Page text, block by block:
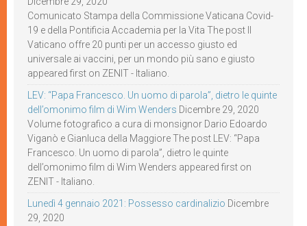
Comunicato Stampa della Commissione Vaticana Covid-
19 e della Pontificia Accademia per la Vita The post Il
Vaticano offre 20 punti per un accesso giusto ed
universale ai vaccini, per un mondo più sano e giusto
appeared first on ZENIT - Italiano.
LEV: “Papa Francesco. Un uomo di parola”, dietro le quinte
dell’omonimo film di Wim Wenders Dicembre 29, 2020
Volume fotografico a cura di monsignor Dario Edoardo
Viganò e Gianluca della Maggiore The post LEV: “Papa
Francesco. Un uomo di parola”, dietro le quinte
dell’omonimo film di Wim Wenders appeared first on
ZENIT - Italiano.
Lunedì 4 gennaio 2021: Possesso cardinalizio Dicembre
29, 2020